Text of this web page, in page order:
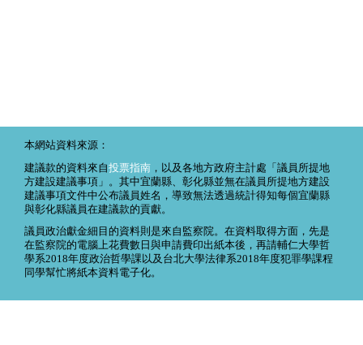
本網站資料來源：
建議款的資料來自投票指南 ，以及各地方政府主計處「議員所提地
方建設建議事項」。其中宜蘭縣、彰化縣並無在議員所提地方建設
建議事項文件中公布議員姓名，導致無法透過統計得知每個宜蘭縣
與彰化縣議員在建議款的貢獻。
議員政治獻金細目的資料則是來自監察院。在資料取得方面，先是
在監察院的電腦上花費數日與申請費印出紙本後，再請輔仁大學哲
學系2018年度政治哲學課以及台北大學法律系2018年度犯罪學課程
同學幫忙將紙本資料電子化。